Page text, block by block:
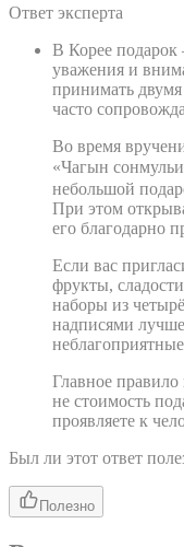
Ответ эксперта
В Корее подарок
уважения и
принимать
часто
Во время
«Чагын
небольшой
При этом
его благодарно
Если вас
фрукты,
наборы из
надписями
Главное правило
не стоимость
проявляете к
Был ли этот ответ
Полезно